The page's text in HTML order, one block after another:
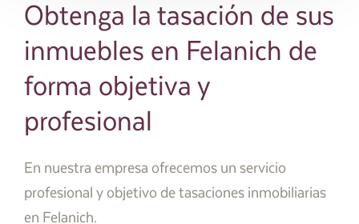
Obtenga la tasación de sus
inmuebles en Felanich de
forma objetiva y
profesional
En nuestra empresa ofrecemos un servicio
profesional y objetivo de tasaciones inmobiliarias
en Felanich.